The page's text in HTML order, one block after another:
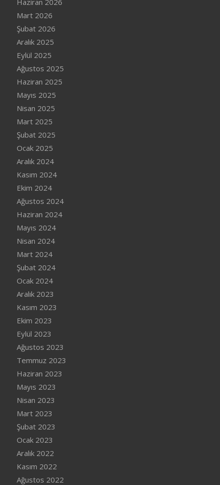
Haziran 2026
Mart 2026
Şubat 2026
Aralık 2025
Eylül 2025
Ağustos 2025
Haziran 2025
Mayıs 2025
Nisan 2025
Mart 2025
Şubat 2025
Ocak 2025
Aralık 2024
Kasım 2024
Ekim 2024
Ağustos 2024
Haziran 2024
Mayıs 2024
Nisan 2024
Mart 2024
Şubat 2024
Ocak 2024
Aralık 2023
Kasım 2023
Ekim 2023
Eylül 2023
Ağustos 2023
Temmuz 2023
Haziran 2023
Mayıs 2023
Nisan 2023
Mart 2023
Şubat 2023
Ocak 2023
Aralık 2022
Kasım 2022
Ağustos 2022